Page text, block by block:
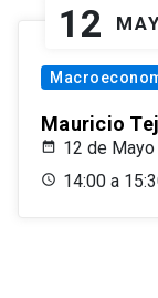
12
Mauricio
12 de
14:00 a